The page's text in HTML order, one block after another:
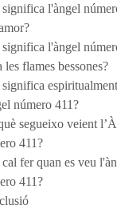
l'àngel
l'àngel
les flames bessones?
espiritualment
número 411?
segueixo veient
411?
fer quan es veu
411?